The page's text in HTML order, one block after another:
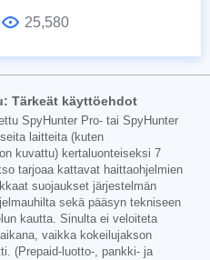
25,580
Tärkeät käyttöehdot
SpyHunter Pro- tai SpyHunter
laitteita (kuten
kuvattu) kertaluonteiseksi 7
tarjoaa kattavat haittaohjelmien
suojaukset järjestelmän
sekä pääsyn tekniseen
kautta. Sinulta ei veloiteta
vaikka kokeilujakson
(Prepaid-luotto-, pankki- ja